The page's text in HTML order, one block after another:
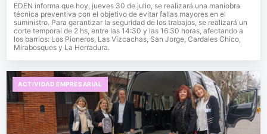
EDEN informa que hoy, jueves 30 de julio, se realizará una maniobra
técnica preventiva con el objetivo de evitar fallas mayores en el
suministro. Para garantizar la seguridad de los trabajos, se realizará un
corte temporal de 2 hs, entre las 14:30 y las 16:30 horas, afectando a
los barrios: Los Pioneros, Las Vizcachas, San Jorge, Cardales Chico,
Mirabosques y La Herradura.
ACTIVIDAD EMPRESARIAL